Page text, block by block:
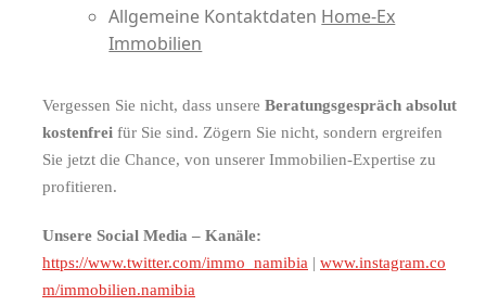
Allgemeine Kontaktdaten Home-Ex
Immobilien
Vergessen Sie nicht, dass unsere Beratungsgespräch absolut
kostenfrei für Sie sind. Zögern Sie nicht, sondern ergreifen
Sie jetzt die Chance, von unserer Immobilien-Expertise zu
profitieren.
Unsere Social Media – Kanäle:
https://www.twitter.com/immo_namibia | www.instagram.co
m/immobilien.namibia